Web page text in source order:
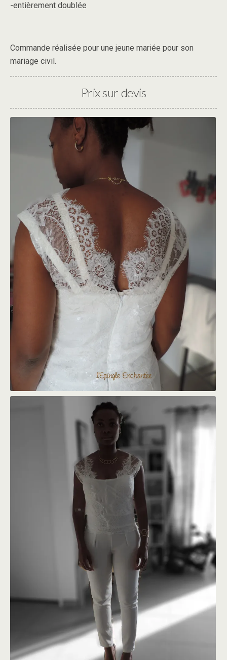
-entièrement doublée
Commande réalisée pour une jeune mariée pour son
mariage civil.
Prix sur devis